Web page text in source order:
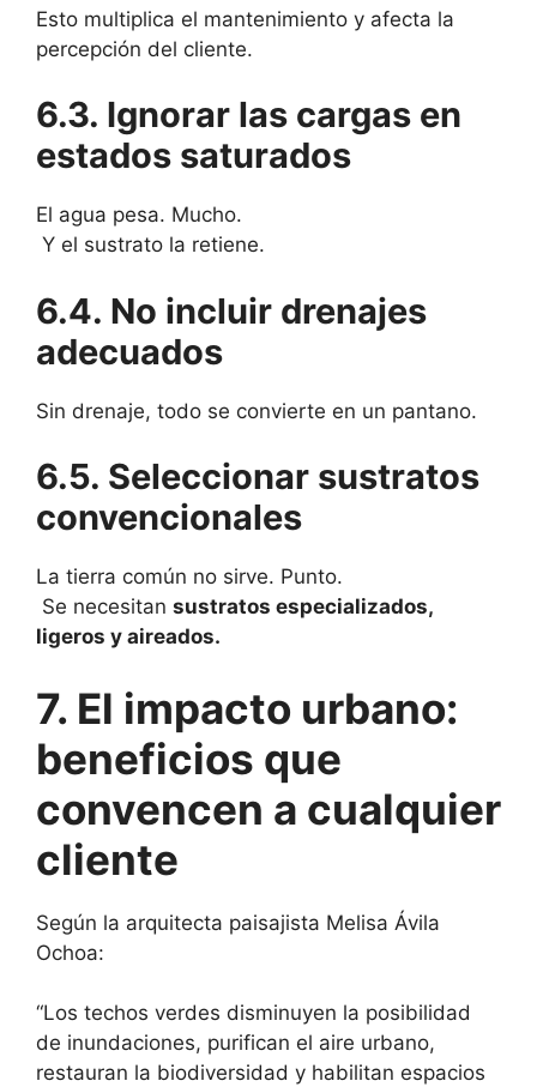
Esto multiplica el mantenimiento y afecta la
percepción del cliente.
6.3. Ignorar las cargas en
estados saturados
El agua pesa. Mucho.
Y el sustrato la retiene.
6.4. No incluir drenajes
adecuados
Sin drenaje, todo se convierte en un pantano.
6.5. Seleccionar sustratos
convencionales
La tierra común no sirve. Punto.
Se necesitan sustratos especializados,
ligeros y aireados.
7. El impacto urbano:
beneficios que
convencen a cualquier
cliente
Según la arquitecta paisajista Melisa Ávila
Ochoa:
“Los techos verdes disminuyen la posibilidad
de inundaciones, purifican el aire urbano,
restauran la biodiversidad y habilitan espacios